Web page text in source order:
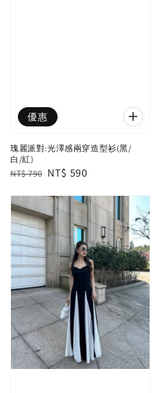
優惠
瑰麗派對:光澤感兩穿造型衫(黑/
白/紅)
Regular
NT$ 790 Sale
NT$ 590